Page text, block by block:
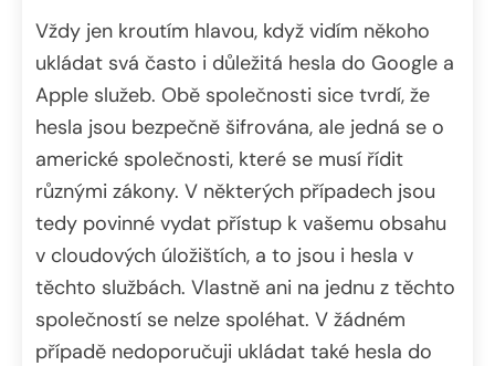
Vždy jen kroutím hlavou, když vidím někoho
ukládat svá často i důležitá hesla do Google a
Apple služeb. Obě společnosti sice tvrdí, že
hesla jsou bezpečně šifrována, ale jedná se o
americké společnosti, které se musí řídit
různými zákony. V některých případech jsou
tedy povinné vydat přístup k vašemu obsahu
v cloudových úložištích, a to jsou i hesla v
těchto službách. Vlastně ani na jednu z těchto
společností se nelze spoléhat. V žádném
případě nedoporučuji ukládat také hesla do